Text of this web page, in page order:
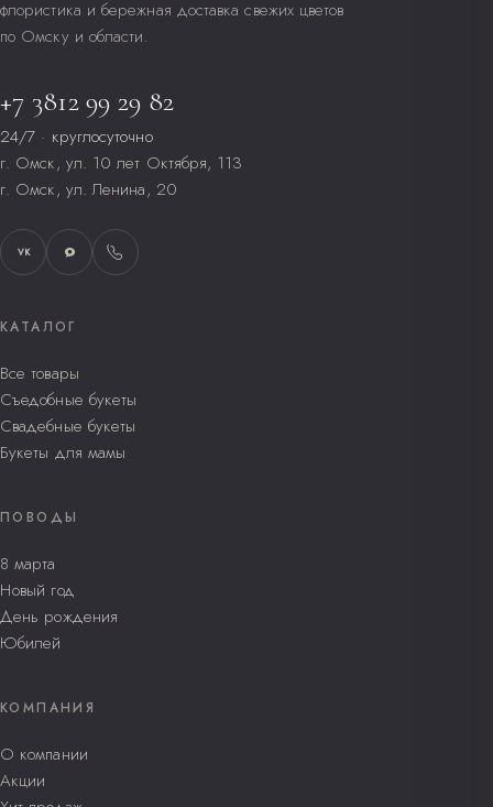
флористика и бережная доставка свежих цветов
по Омску и области.
+7 3812 99 29 82
24/7 · круглосуточно
г. Омск, ул. 10 лет Октября, 113
г. Омск, ул. Ленина, 20
VK
КАТАЛОГ
Все товары
Съедобные букеты
Свадебные букеты
Букеты для мамы
ПОВОДЫ
8 марта
Новый год
День рождения
Юбилей
КОМПАНИЯ
О компании
Акции